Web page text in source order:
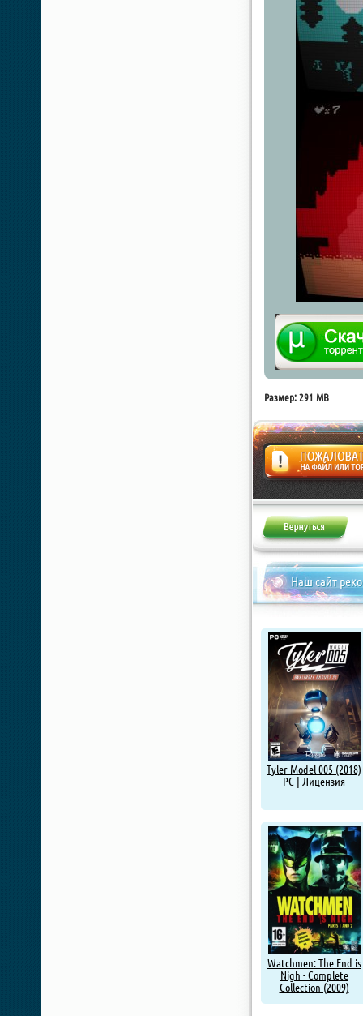
Размер: 291 MB
Жалоба
Наш сайт
Tyler Model 005 (2018)
PC | Лицензия
Watchmen: The End is
Nigh - Complete
Collection (2009)